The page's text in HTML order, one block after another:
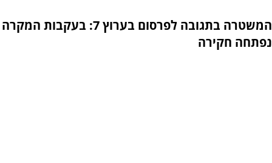
המשטרה בתגובה לפרסום בערוץ 7: בעקבות המקרה
נפתחה חקירה